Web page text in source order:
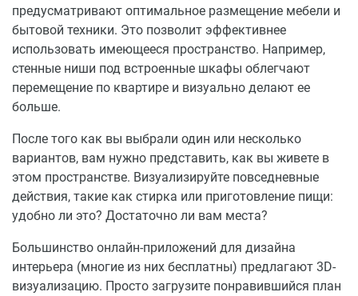
предусматривают оптимальное размещение мебели и
бытовой техники. Это позволит эффективнее
использовать имеющееся пространство. Например,
стенные ниши под встроенные шкафы облегчают
перемещение по квартире и визуально делают ее
больше.
После того как вы выбрали один или несколько
вариантов, вам нужно представить, как вы живете в
этом пространстве. Визуализируйте повседневные
действия, такие как стирка или приготовление пищи:
удобно ли это? Достаточно ли вам места?
Большинство онлайн-приложений для дизайна
интерьера (многие из них бесплатны) предлагают 3D-
визуализацию. Просто загрузите понравившийся план